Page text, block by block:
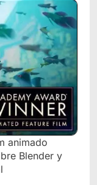
animado
Blender y